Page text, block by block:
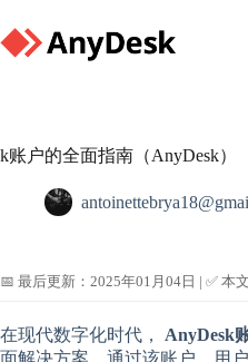
to
content
k账户的全面指南（AnyDesk）
📅 最后更新：2025年01月04日 | ✅ 本
在现代数字化时代， AnyDesk
面解决方案。通过该账户，用